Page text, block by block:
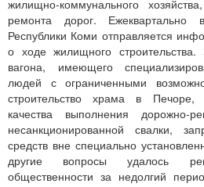
жилищно-коммунального
ремонта дорог. Ежеквартально
Республики Коми отправляется
о ходе жилищного строительства.
вагона, имеющего
людей с ограниченными
строительство храма в Печоре,
качества выполнения дорожно-
несанкционированной свалки,
средств вне специально
другие вопросы удалось
общественности за недолгий